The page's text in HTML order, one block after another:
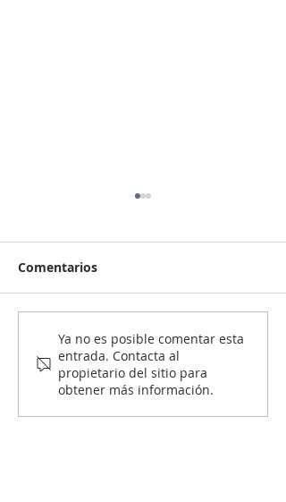
El avalúo comercial
¿Por qué es importante
el avalúo comercial de
Comentarios
Ya no es posible comentar esta
entrada. Contacta al
propietario del sitio para
obtener más información.